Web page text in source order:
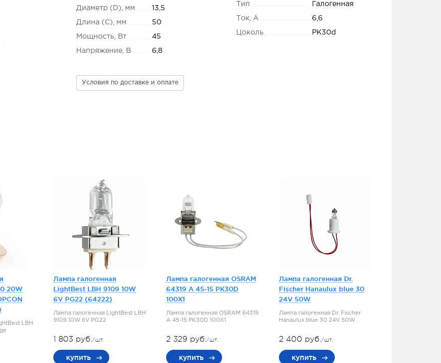
Диаметр (D), мм 13,5
Длина (C), мм 50
Мощность, Вт 45
Напряжение, В 6,8
Тип Галогенная
Ток, А 6,6
Цоколь PK30d
Условия по доставке и оплате
20W
LBH
Лампа галогенная
LightBest LBH 9109 10W
6V PG22 (64222)
Лампа галогенная LightBest LBH
9109 10W 6V PG22
1 803 руб./шт.
купить
Лампа галогенная OSRAM
64319 A 45-15 PK30D
100X1
Лампа галогенная OSRAM 64319
A 45-15 PK30D 100X1
2 329 руб./шт.
купить
Лампа галогенная Dr.
Fischer Hanaulux blue 30
24V 50W
Лампа галогенная Dr. Fischer
Hanaulux blue 30 24V 50W
2 400 руб./шт.
купить